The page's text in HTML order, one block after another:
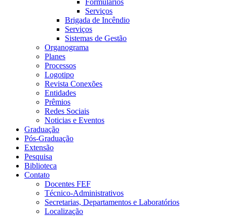
Formulários
Serviços
Brigada de Incêndio
Serviços
Sistemas de Gestão
Organograma
Planes
Processos
Logotipo
Revista Conexões
Entidades
Prêmios
Redes Sociais
Noticias e Eventos
Graduação
Pós-Graduação
Extensão
Pesquisa
Biblioteca
Contato
Docentes FEF
Técnico-Administrativos
Secretarias, Departamentos e Laboratórios
Localização